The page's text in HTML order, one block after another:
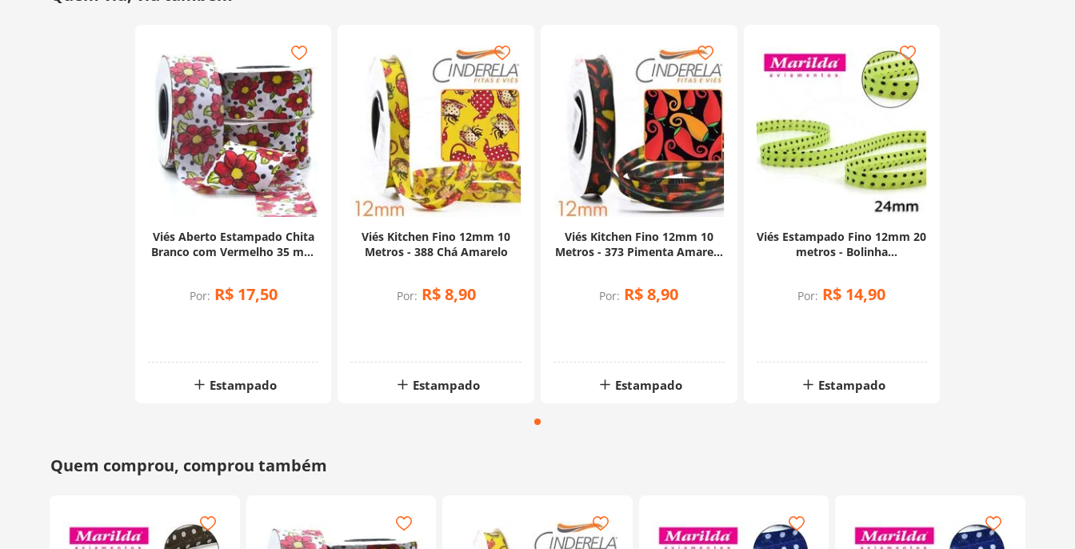
Viés Aberto Estampado Chita
Branco com Vermelho 35 mm
Por: R$ 17,50
Estampado
Viés Kitchen Fino 12mm 10
Metros - 388 Chá Amarelo
Por: R$8,90
Estampado
Viés Kitchen Fino 12mm 10
Metros - 373 Pimenta Amarela
Por: R$8,90
Estampado
Viés Estampado Fino 12mm 20
metros - Bolinha
Por: R$ 14,90
Estampado